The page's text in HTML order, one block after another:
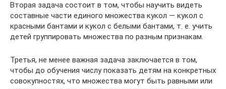
Вторая задача состоит в том, чтобы научить видеть
состав­ные части единого множества кукол — кукол с
красными банта­ми и кукол с белыми бантами, т. е. учить
детей группировать множества по разным признакам.
Третья, не менее важная задача заключается в том,
чтобы до обучения числу показать детям на конкретных
совокупно­стях, что множества могут быть равными или